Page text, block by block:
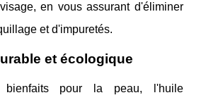
en vous assurant d'éliminer
et d'impuretés.
et écologique
pour la peau, l'huile